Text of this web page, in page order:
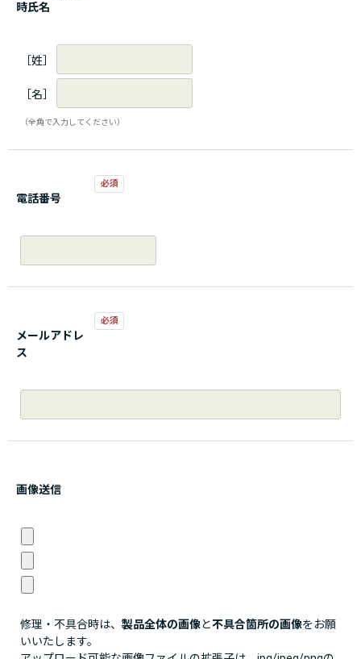
時氏名
［姓］
［名］
（全角で入力してください）
電話番号
メールアドレ
ス
画像送信
修理・不具合時は、 製品全体の画像と不具合箇所の画像をお願
いいたします。